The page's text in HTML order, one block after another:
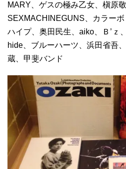
MARY、ゲスの極み乙女、槇原敬
SEXMACHINEGUNS、カラー
ハイプ、奥田民生、aiko、Ｂ’ｚ
hide、ブルーハーツ、浜田省吾
蔵、甲斐バンド